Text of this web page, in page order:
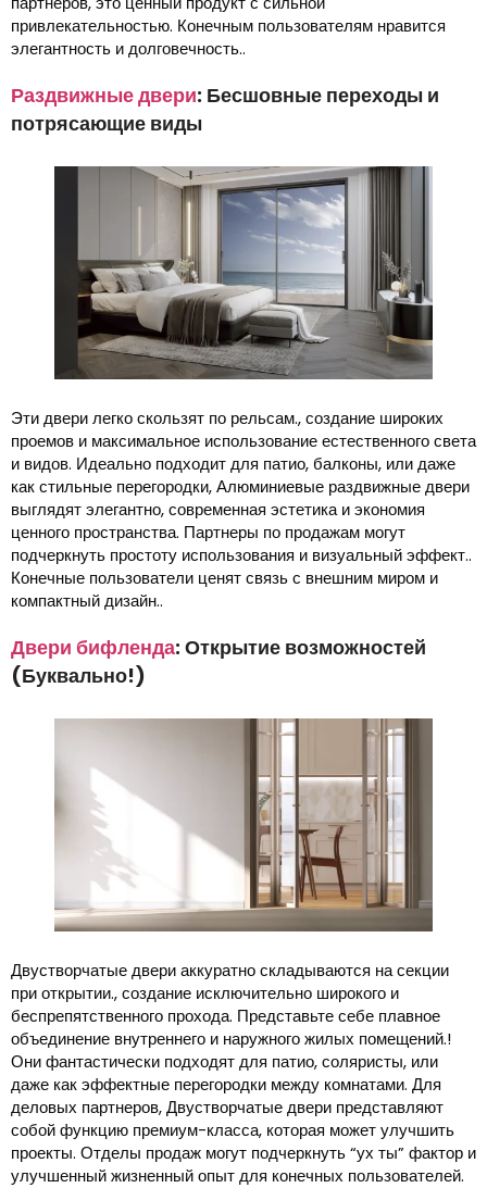
привлекательностью. Конечным пользователям нравится
элегантность и долговечность..
Раздвижные двери: Бесшовные переходы и
потрясающие виды
Эти двери легко скользят по рельсам., создание широких
проемов и максимальное использование естественного света
и видов. Идеально подходит для патио, балконы, или даже
как стильные перегородки, Алюминиевые раздвижные двери
выглядят элегантно, современная эстетика и экономия
ценного пространства. Партнеры по продажам могут
подчеркнуть простоту использования и визуальный эффект..
Конечные пользователи ценят связь с внешним миром и
компактный дизайн..
Двери бифленда: Открытие возможностей
(Буквально!)
Двустворчатые двери аккуратно складываются на секции
при открытии., создание исключительно широкого и
беспрепятственного прохода. Представьте себе плавное
объединение внутреннего и наружного жилых помещений.!
Они фантастически подходят для патио, соляристы, или
даже как эффектные перегородки между комнатами. Для
деловых партнеров, Двустворчатые двери представляют
собой функцию премиум-класса, которая может улучшить
проекты. Отделы продаж могут подчеркнуть “ух ты” фактор и
улучшенный жизненный опыт для конечных пользователей.